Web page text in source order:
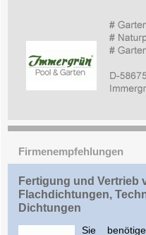
Firmenempfehlungen
Fertigung und Vertrieb
Flachdichtungen,
Dichtungen
Sie